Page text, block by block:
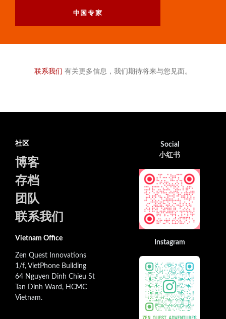
中国专家
联系我们 有关更多信息，我们期待将来与您见面。
社区
博客
存档
团队
联系我们
Vietnam Office
Zen Quest Innovations
1/f, VietPhone Building
64 Nguyen Dinh Chieu St
Tan Dinh Ward, HCMC
Vietnam.
Social
小红书
Instagram